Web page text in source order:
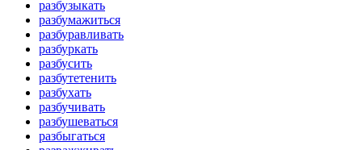
разбузыкать
разбумажиться
разбуравливать
разбуркать
разбусить
разбутетенить
разбухать
разбучивать
разбушеваться
разбыгаться